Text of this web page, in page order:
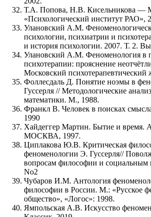
Т.А. Попова, Н.В. Кисельникова
«Психологический институт РАО»,
Улановский А.М.
психологии, психиатрии и
и история психологии. 2007. Т. 2.
Улановский А.М. Феноменология в
психотерапии: прояснение
Московский психотерапевтический
Фоллесдаль Д. Понятие ноэмы в
Гуссерля // Методологические
математики. М., 1988.
Франкл В. Человек в поисках
1990
Хайдеггер Мартин. Бытие и время.
МОСКВА, 1997.
Циплакова Ю.В. Критическая
феноменологии Э. Гуссерля//
вопросам философии и социальным
No2
Чубаров И.М. Антология
философии в России. М.: «Русское
общество», «Логос»: 1998.
Ямпольская А.В. Искусство